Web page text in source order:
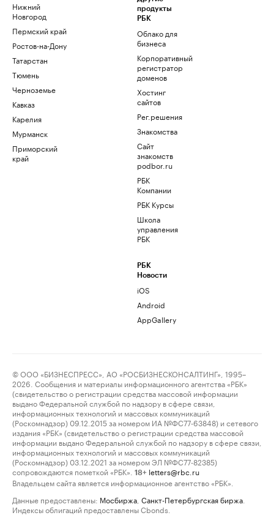
Нижний
Новгород
Пермский край
Ростов-на-Дону
Татарстан
Тюмень
Черноземье
Кавказ
Карелия
Мурманск
Приморский
край
продукты
РБК
Облако для
бизнеса
Корпоративный
регистратор
доменов
Хостинг
сайтов
Рег.решения
Знакомства
Сайт
знакомств
podbor.ru
РБК
Компании
РБК Курсы
Школа
управления
РБК
РБК
Новости
iOS
Android
AppGallery
© ООО «БИЗНЕСПРЕСС», АО «РОСБИЗНЕСКОНСАЛТИНГ», 1995–
2026. Сообщения и материалы информационного агентства «РБК»
(свидетельство о регистрации средства массовой информации
выдано Федеральной службой по надзору в сфере связи,
информационных технологий и массовых коммуникаций
(Роскомнадзор) 09.12.2015 за номером ИА №ФС77-63848) и сетевого
издания «РБК» (свидетельство о регистрации средства массовой
информации выдано Федеральной службой по надзору в сфере связи,
информационных технологий и массовых коммуникаций
(Роскомнадзор) 03.12.2021 за номером ЭЛ №ФС77-82385)
сопровождаются пометкой «РБК».
18+ letters@rbc.ru
Владельцем сайта является информационное агентство «РБК».
Данные предоставлены: Мосбиржа Санкт-Петербургская биржа
Индексы облигаций предоставлены Cbonds.